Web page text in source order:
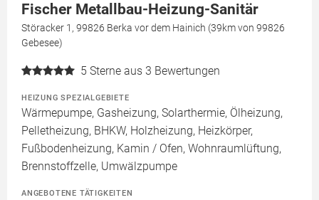
Fischer Metallbau-Heizung-Sanitär
Störacker 1, 99826 Berka vor dem Hainich (39km von 99826
Gebesee)
5 Sterne aus 3 Bewertungen
HEIZUNG SPEZIALGEBIETE
Wärmepumpe, Gasheizung, Solarthermie, Ölheizung,
Pelletheizung, BHKW, Holzheizung, Heizkörper,
Fußbodenheizung, Kamin / Ofen, Wohnraumlüftung,
Brennstoffzelle, Umwälzpumpe
ANGEBOTENE TÄTIGKEITEN